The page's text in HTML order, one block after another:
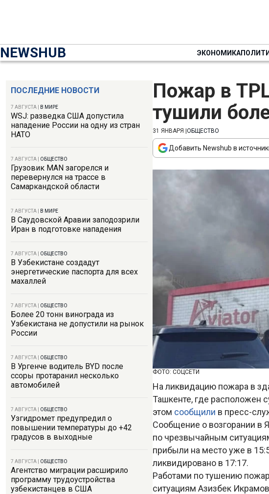
NEWSHUB ЭКОНОМИКА
ПОСЛЕДНИЕ НОВОСТИ
7 АВГУСТА В МИРЕ
WSJ: разведка США допустила
нападение России на одну из стран
НАТО
7 АВГУСТА ОБЩЕСТВО
Грузовик MAN загорелся и
перевернулся на трассе в
Самаркандской области
7 АВГУСТА В МИРЕ
В Саудовской Аравии заподозрили
Иран в подготовке нападения
7 АВГУСТА ОБЩЕСТВО
В Узбекистане создадут
энергетические паспорта для всех
махаллей
7 АВГУСТА ОБЩЕСТВО
Более 20 тонн винограда из
Узбекистана не допустили на рынок
России
7 АВГУСТА ОБЩЕСТВО
В Ургенче водитель BYD после
ссоры протаранил несколько
автомобилей
7 АВГУСТА ОБЩЕСТВО
Узгидромет предупредил о
повышении температуры до +42
градусов в выходные
7 АВГУСТА ОБЩЕСТВО
Агентство миграции расширило
программу трудоустройства
узбекистанцев в США
Пожар в
тушили
31 ЯНВАРЯ ОБЩЕСТВО
Добавить Newshub в
ФОТО: СОЦСЕТИ
На ликвидацию пожара в
Ташкенте, где расположен
этом сообщили в пресс-
Сообщение о возгорании в
по чрезвычайным
прибыли на место уже в
ликвидировано в 17:17.
Работами по тушению
ситуациям Азизбек